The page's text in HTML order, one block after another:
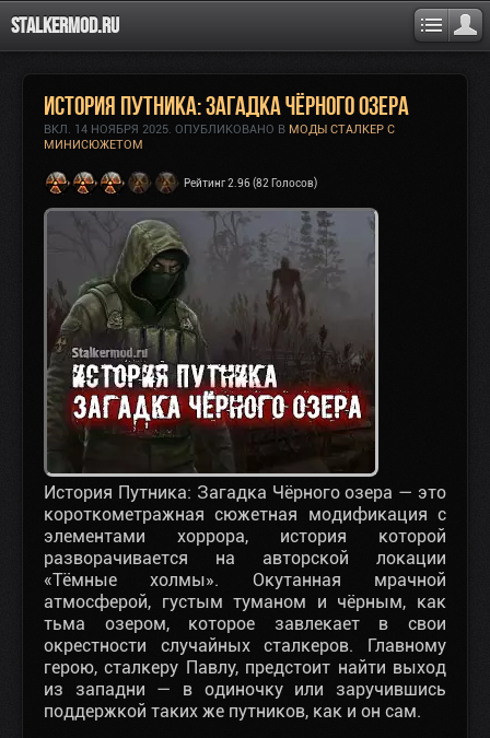
Stalkermod.ru
История Путника: Загадка Чёрного озера
ВКЛ. 14 НОЯБРЯ 2025. ОПУБЛИКОВАНО В МОДЫ СТАЛКЕР С
МИНИСЮЖЕТОМ
Рейтинг 2.96 (82 Голосов)
История Путника: Загадка Чёрного озера — это
короткометражная сюжетная модификация с
элементами хоррора, история которой
разворачивается на авторской локации
«Тёмные холмы». Окутанная мрачной
атмосферой, густым туманом и чёрным, как
тьма озером, которое завлекает в свои
окрестности случайных сталкеров. Главному
герою, сталкеру Павлу, предстоит найти выход
из западни — в одиночку или заручившись
поддержкой таких же путников, как и он сам.